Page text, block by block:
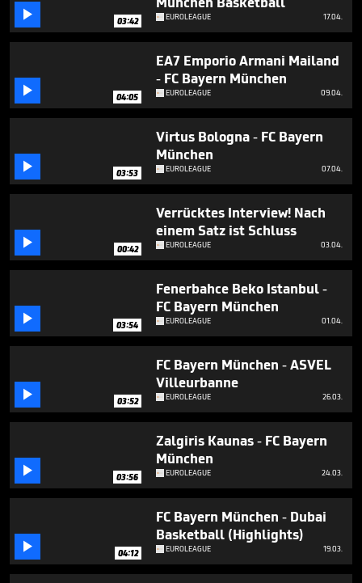
minutes,
seconds
 03:42 EUROLEAGUE 17.04.
 04:05
EA7 Emporio Armani Mailand
- FC Bayern München
EUROLEAGUE 09.04.
 03:53
Virtus Bologna - FC Bayern
München
EUROLEAGUE 07.04.
 00:42
Verrücktes Interview! Nach
einem Satz ist Schluss
EUROLEAGUE 03.04.
 03:54
Fenerbahce Beko Istanbul -
FC Bayern München
EUROLEAGUE 01.04.
 03:52
FC Bayern München - ASVEL
Villeurbanne
EUROLEAGUE 26.03.
 03:56
Zalgiris Kaunas - FC Bayern
München
EUROLEAGUE 24.03.
 04:12
FC Bayern München - Dubai
Basketball (Highlights)
EUROLEAGUE 19.03.